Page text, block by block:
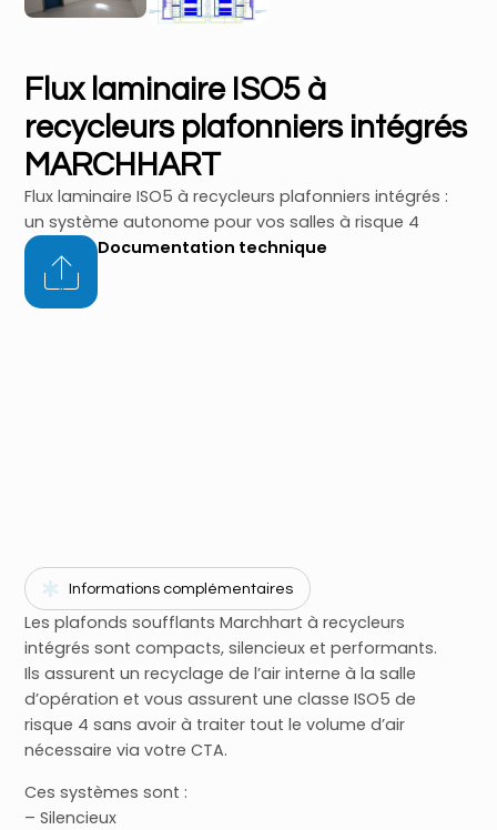
Flux laminaire ISO5 à
recycleurs plafonniers intégrés
MARCHHART
Flux laminaire ISO5 à recycleurs plafonniers intégrés :
un système autonome pour vos salles à risque 4
Documentation technique
Informations complémentaires
Les plafonds soufflants Marchhart à recycleurs
intégrés sont compacts, silencieux et performants.
Ils assurent un recyclage de l’air interne à la salle
d’opération et vous assurent une classe ISO5 de
risque 4 sans avoir à traiter tout le volume d’air
nécessaire via votre CTA.
Ces systèmes sont :
– Silencieux